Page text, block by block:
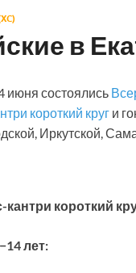
в
июня состоялись
короткий круг и
Иркутской,
короткий
лет: